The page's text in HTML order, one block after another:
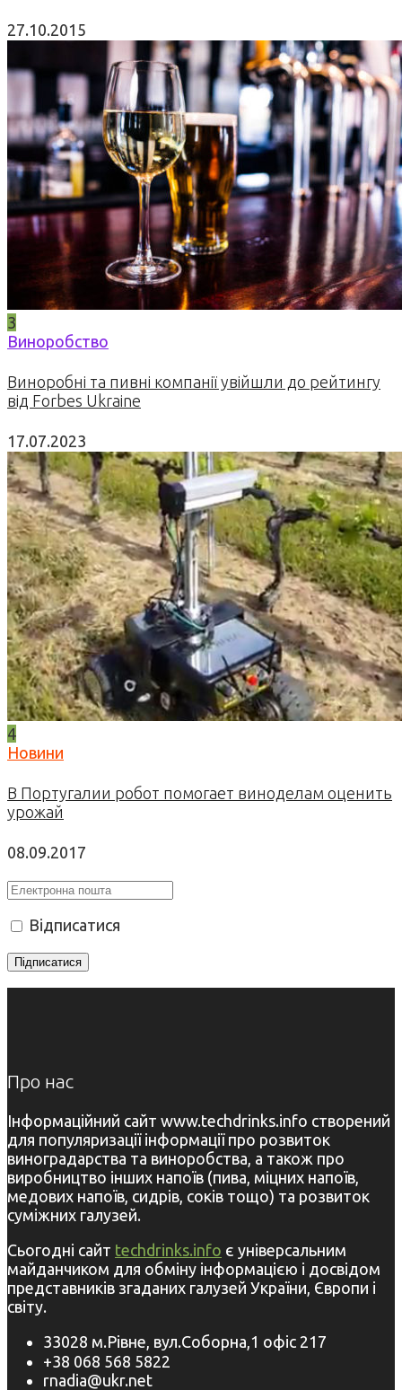
27.10.2015
3
Виноробство
Виноробні та пивні компанії увійшли до рейтингу
від Forbes Ukraine
17.07.2023
4
Новини
В Португалии робот помогает виноделам оценить
урожай
08.09.2017
Відписатися
Про нас
Інформаційний сайт www.techdrinks.info створений
для популяризації інформації про розвиток
виноградарства та виноробства, а також про
виробництво інших напоїв (пива, міцних напоїв,
медових напоїв, сидрів, соків тощо) та розвиток
суміжних галузей.
Сьогодні сайт techdrinks.info є універсальним
майданчиком для обміну інформацією і досвідом
представників згаданих галузей України, Європи і
світу.
33028 м.Рівне, вул.Соборна,1 офіс 217
+38 068 568 5822
rnadia@ukr.net